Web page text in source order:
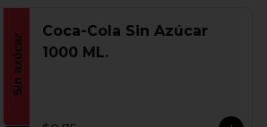
Coca-Cola Sin Azúcar
1000 ML.